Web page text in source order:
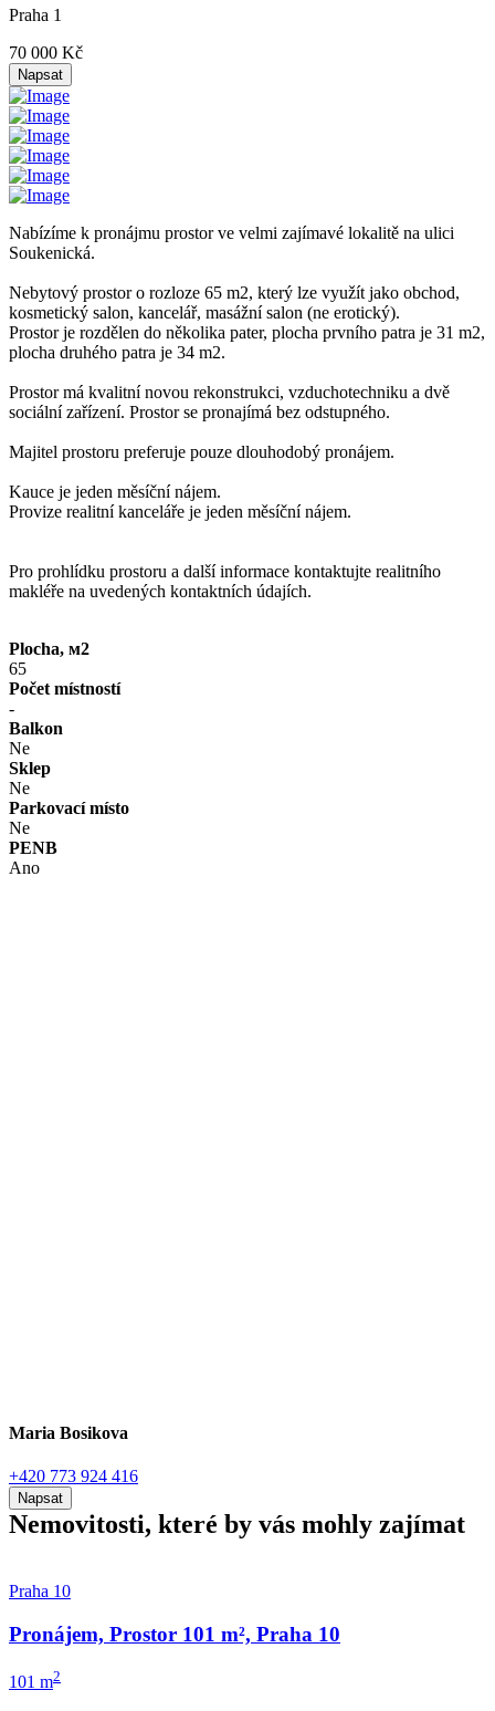
Praha 1
70 000 Kč
Napsat
Nabízíme k pronájmu prostor ve velmi zajímavé lokalitě na ulici
Soukenická.
Nebytový prostor o rozloze 65 m2, který lze využít jako obchod,
kosmetický salon, kancelář, masážní salon (ne erotický).
Prostor je rozdělen do několika pater, plocha prvního patra je 31 m2,
plocha druhého patra je 34 m2.
Prostor má kvalitní novou rekonstrukci, vzduchotechniku a dvě
sociální zařízení. Prostor se pronajímá bez odstupného.
Majitel prostoru preferuje pouze dlouhodobý pronájem.
Kauce je jeden měsíční nájem.
Provize realitní kanceláře je jeden měsíční nájem.
Pro prohlídku prostoru a další informace kontaktujte realitního
makléře na uvedených kontaktních údajích.
Plocha, м2
65
Počet místností
-
Balkon
Ne
Sklep
Ne
Parkovací místo
Ne
PENB
Ano
Maria Bosikova
+420 773 924 416
Napsat
Nemovitosti, které by vás mohly zajímat
Praha 10
Pronájem, Prostor 101 m², Praha 10
101 m2